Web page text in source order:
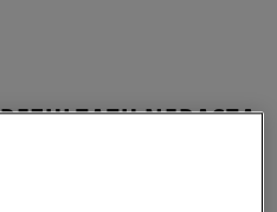
NERASTA.
MAŽIAU FILTRŲ.